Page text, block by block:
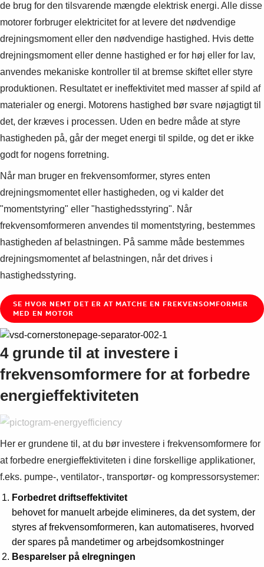
de brug for den tilsvarende mængde elektrisk energi. Alle disse
motorer forbruger elektricitet for at levere det nødvendige
drejningsmoment eller den nødvendige hastighed. Hvis dette
drejningsmoment eller denne hastighed er for høj eller for lav,
anvendes mekaniske kontroller til at bremse skiftet eller styre
produktionen. Resultatet er ineffektivitet med masser af spild af
materialer og energi. Motorens hastighed bør svare nøjagtigt til
det, der kræves i processen. Uden en bedre måde at styre
hastigheden på, går der meget energi til spilde, og det er ikke
godt for nogens forretning.
Når man bruger en frekvensomformer, styres enten
drejningsmomentet eller hastigheden, og vi kalder det
"momentstyring" eller "hastighedsstyring". Når
frekvensomformeren anvendes til momentstyring, bestemmes
hastigheden af belastningen. På samme måde bestemmes
drejningsmomentet af belastningen, når det drives i
hastighedsstyring.
SE HVOR NEMT DET ER AT MATCHE EN FREKVENSOMFORMER
MED EN MOTOR
4 grunde til at investere i
frekvensomformere for at forbedre
energieffektiviteten
Her er grundene til, at du bør investere i frekvensomformere for
at forbedre energieffektiviteten i dine forskellige applikationer,
f.eks. pumpe-, ventilator-, transportør- og kompressorsystemer:
Forbedret driftseffektivitet
behovet for manuelt arbejde elimineres, da det system, der
styres af frekvensomformeren, kan automatiseres, hvorved
der spares på mandetimer og arbejdsomkostninger
Besparelser på elregningen